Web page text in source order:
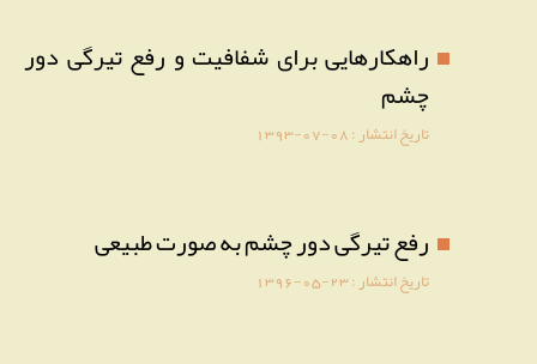
راهکارهایی برای شفافیت و رفع تیرگی دور
چشم
تاریخ انتشار :1393-07-08
رفع تیرگی دور چشم به صورت طبیعی
تاریخ انتشار :1396-05-23